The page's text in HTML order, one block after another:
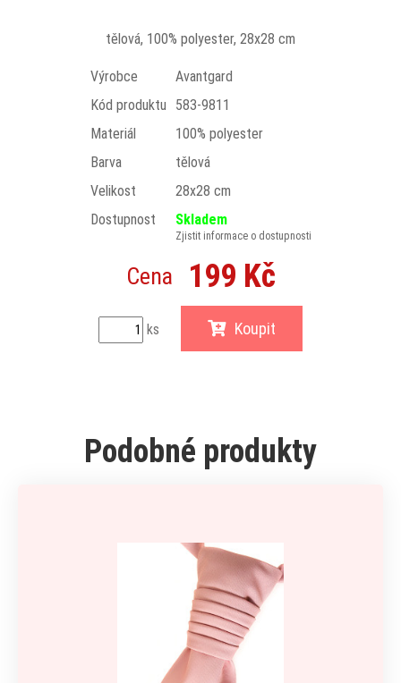
tělová, 100% polyester, 28x28 cm
Výrobce
Avantgard
Kód produktu
583-9811
Materiál
100% polyester
Barva
tělová
Velikost
28x28 cm
Dostupnost
Skladem
Zjistit informace o dostupnosti
Cena 199 Kč
ks Koupit
Podobné produkty